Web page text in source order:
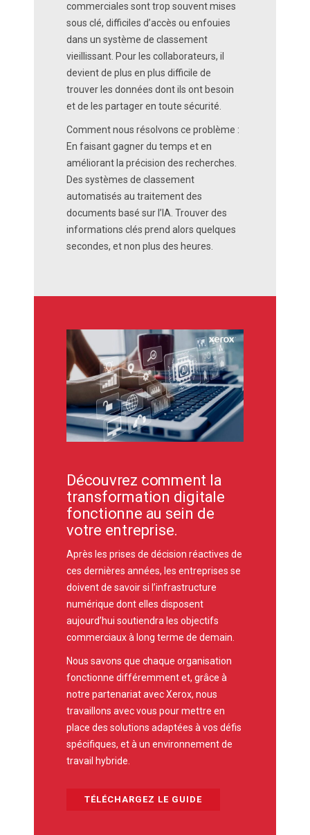
commerciales sont trop souvent mises
sous clé, difficiles d’accès ou enfouies
dans un système de classement
vieillissant. Pour les collaborateurs, il
devient de plus en plus difficile de
trouver les données dont ils ont besoin
et de les partager en toute sécurité.
Comment nous résolvons ce problème :
En faisant gagner du temps et en
améliorant la précision des recherches.
Des systèmes de classement
automatisés au traitement des
documents basé sur l’IA. Trouver des
informations clés prend alors quelques
secondes, et non plus des heures.
Découvrez comment la
transformation digitale
fonctionne au sein de
votre entreprise.
Après les prises de décision réactives de
ces dernières années, les entreprises se
doivent de savoir si l’infrastructure
numérique dont elles disposent
aujourd’hui soutiendra les objectifs
commerciaux à long terme de demain.
Nous savons que chaque organisation
fonctionne différemment et, grâce à
notre partenariat avec Xerox, nous
travaillons avec vous pour mettre en
place des solutions adaptées à vos défis
spécifiques, et à un environnement de
travail hybride.
TÉLÉCHARGEZ LE GUIDE